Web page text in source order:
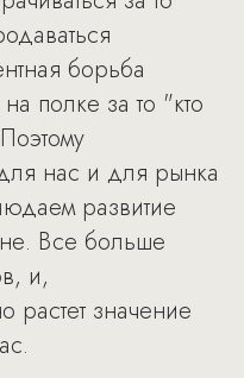
борьба
полке за то "кто
нас и для рынка
развитие
Все больше
и,
растет значение